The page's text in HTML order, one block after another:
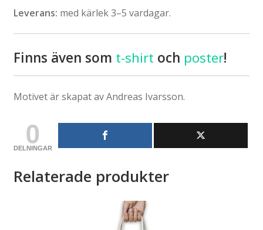
Leverans: med kärlek 3–5 vardagar.
Finns även som t-shirt och poster!
Motivet är skapat av Andreas Ivarsson.
0
DELNINGAR
Relaterade produkter